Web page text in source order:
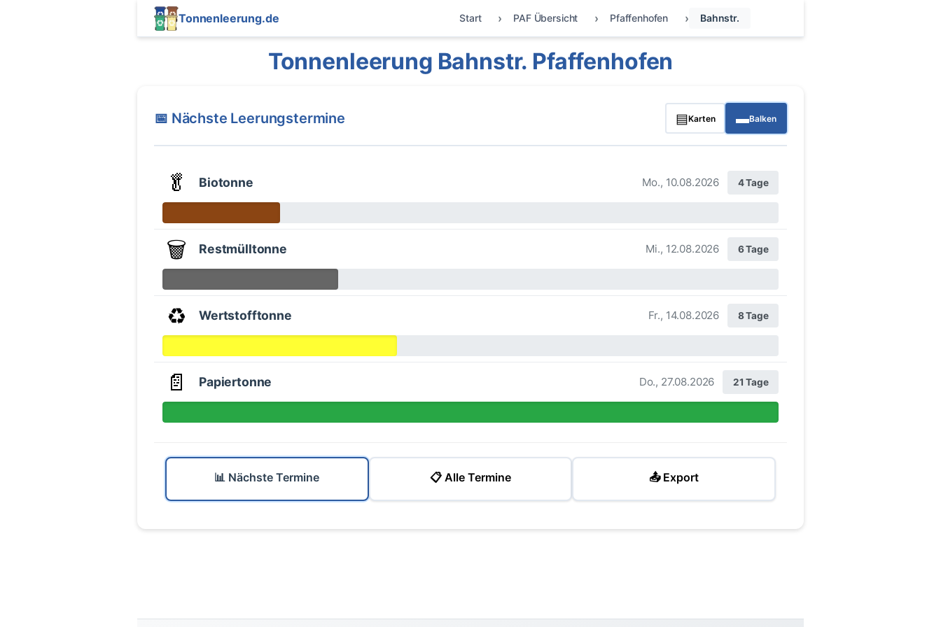
Tonnenleerung.de Start PAF Übersicht Pfaffenhofen Bahnstr.
Tonnenleerung Bahnstr. Pfaffenhofen
📅 Nächste Leerungstermine ▤Karten ▬Balken
🥬 Biotonne Mo., 10.08.2026 4 Tage
🗑️ Restmülltonne Mi., 12.08.2026 6 Tage
♻️ Wertstofftonne Fr., 14.08.2026 8 Tage
📄 Papiertonne Do., 27.08.2026 21 Tage
📊 Nächste Termine 📋 Alle Termine 📤 Export